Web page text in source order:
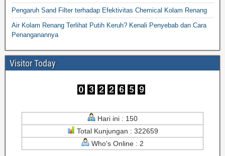
Pengaruh Sand Filter terhadap Efektivitas Chemical Kolam Renang
Air Kolam Renang Terlihat Putih Keruh? Kenali Penyebab dan Cara
Penanganannya
Visitor Today
Hari ini : 150
Total Kunjungan : 322659
Who's Online : 2